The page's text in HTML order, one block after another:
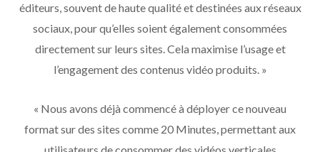
éditeurs, souvent de haute qualité et destinées aux réseaux
sociaux, pour qu’elles soient également consommées
directement sur leurs sites. Cela maximise l’usage et
l’engagement des contenus vidéo produits. »
« Nous avons déjà commencé à déployer ce nouveau
format sur des sites comme 20 Minutes, permettant aux